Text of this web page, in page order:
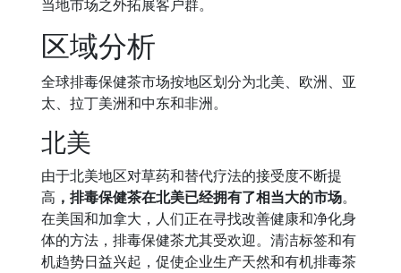
当地市场之外拓展客户群。
区域分析
全球排毒保健茶市场按地区划分为北美、欧洲、亚
太、拉丁美洲和中东和非洲。
北美
由于北美地区对草药和替代疗法的接受度不断提
高 ，排毒保健茶在北美已经拥有了相当大的市场。
在美国和加拿大，人们正在寻找改善健康和净化身
体的方法，排毒保健茶尤其受欢迎。清洁标签和有
机趋势日益兴起，促使企业生产天然和有机排毒茶